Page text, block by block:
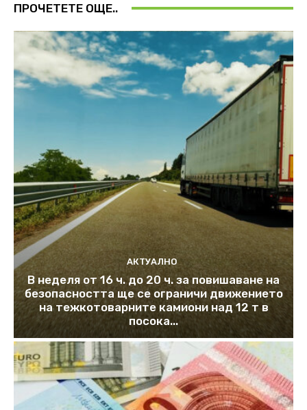
ПРОЧЕТЕТЕ ОЩЕ..
АКТУАЛНО
В неделя от 16 ч. до 20 ч. за повишаване на
безопасността ще се ограничи движението
на тежкотоварните камиони над 12 т в
посока...